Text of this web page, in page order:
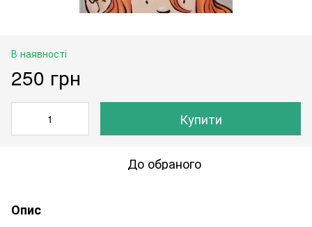
В наявності
250 грн
Купити
До обраного
Опис